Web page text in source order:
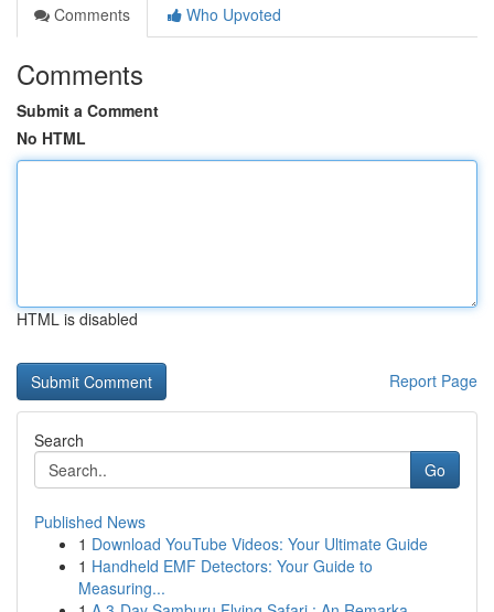
Comments
Who Upvoted
Comments
Submit a Comment
No HTML
HTML is disabled
Report Page
Search
Go
Published News
1 Download YouTube Videos: Your Ultimate Guide
1 Handheld EMF Detectors: Your Guide to
Measuring...